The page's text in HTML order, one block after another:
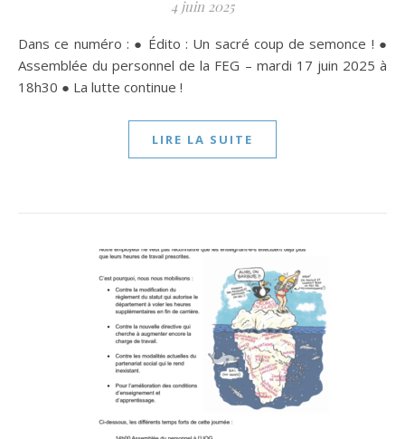
4 juin 2025
Dans ce numéro : ● Édito : Un sacré coup de semonce ! ●
Assemblée du personnel de la FEG – mardi 17 juin 2025 à
18h30 ● La lutte continue !
LIRE LA SUITE